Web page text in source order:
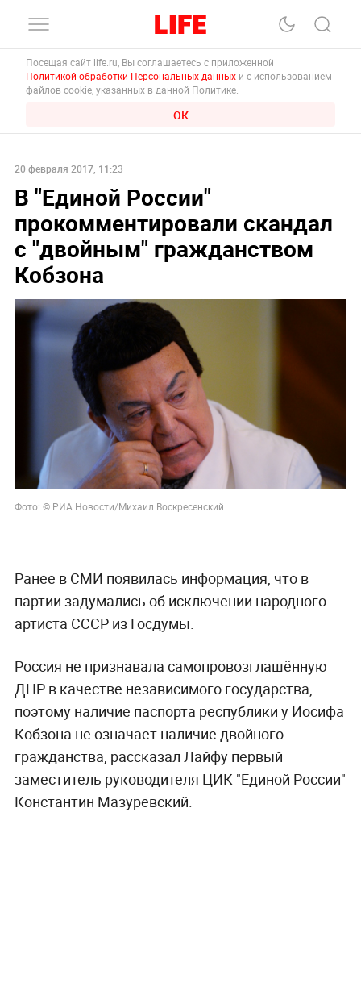
Посещая сайт life.ru, Вы соглашаетесь с приложенной
Политикой обработки Персональных данных и с использованием
файлов cookie, указанных в данной Политике.
ОК
20 февраля 2017, 11:23
В "Единой России"
прокомментировали скандал
с "двойным" гражданством
Кобзона
Фото: © РИА Новости/Михаил Воскресенский
Ранее в СМИ появилась информация, что в
партии задумались об исключении народного
артиста СССР из Госдумы.
Россия не признавала самопровозглашённую
ДНР в качестве независимого государства,
поэтому наличие паспорта республики у Иосифа
Кобзона не означает наличие двойного
гражданства, рассказал Лайфу первый
заместитель руководителя ЦИК "Единой России"
Константин Мазуревский.